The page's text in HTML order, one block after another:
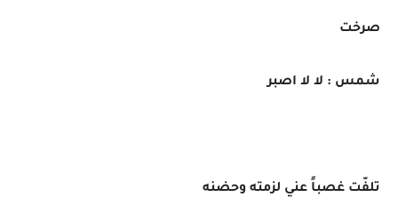
صرخت
شمس : لا لا اصبر
تلفّت غصباً عني لزمته وحضنه